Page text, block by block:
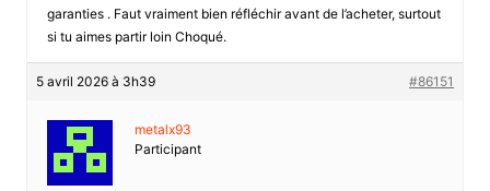
garanties . Faut vraiment bien réfléchir avant de l’acheter, surtout
si tu aimes partir loin Choqué.
5 avril 2026 à 3h39 #86151
metalx93
Participant